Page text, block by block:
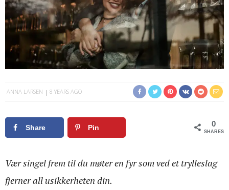
ANNA LARSEN 8 YEARS AGO
Share Pin 0
SHARES
Vær singel frem til du møter en fyr som ved et trylleslag
fjerner all usikkerheten din.